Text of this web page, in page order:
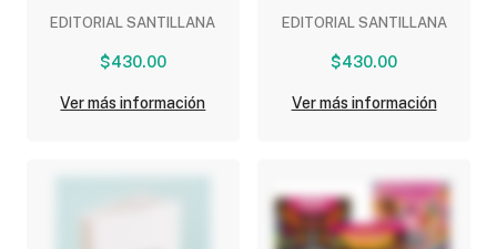
(INCLUYE ESCENARIOS,
ALAS DE PAPEL,
MATEMATICOS,
EDITORIAL SANTILLANA
$430.00
Ver más información
(INCLUYE ESCENARIOS,
ALAS DE PAPEL,
MATEMATICOS,
EDITORIAL SANTILLANA
$430.00
Ver más información